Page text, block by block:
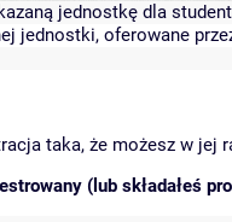
jednostkę dla
jednostki, oferowane
taka, że możesz w jej
(lub składałeś